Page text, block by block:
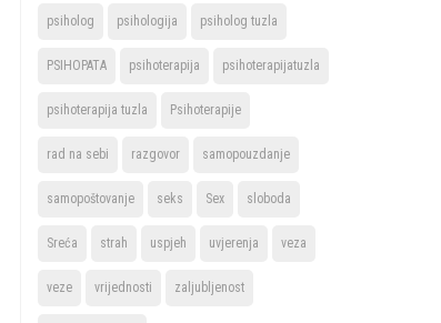
psiholog psihologija psiholog tuzla
PSIHOPATA psihoterapija psihoterapijatuzla
psihoterapija tuzla Psihoterapije
rad na sebi razgovor samopouzdanje
samopoštovanje seks Sex sloboda
Sreća strah uspjeh uvjerenja veza
veze vrijednosti zaljubljenost